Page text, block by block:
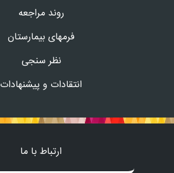
روند مراجعه
فرمهای بیمارستان
نظر سنجی
انتقادات و پیشنهادات
ارتباط با ما